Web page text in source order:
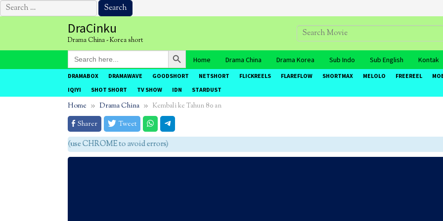
Search
for:
DraCinku
Drama China - Korea short
Search
for:
Search Button
Home Drama China Drama Korea Sub Indo Sub English Kontak
DRAMABOX DRAMAWAVE GOODSHORT NETSHORT FLICKREELS FLAREFLOW SHORTMAX MELOLO FREEREEL
IQIYI
SHOT SHORT TV SHOW IDN STARDUST
Home Drama China
Kembali ke Tahun 80 an
Sharer
Tweet
agar tidak eror (use CHROME to avoid errors)